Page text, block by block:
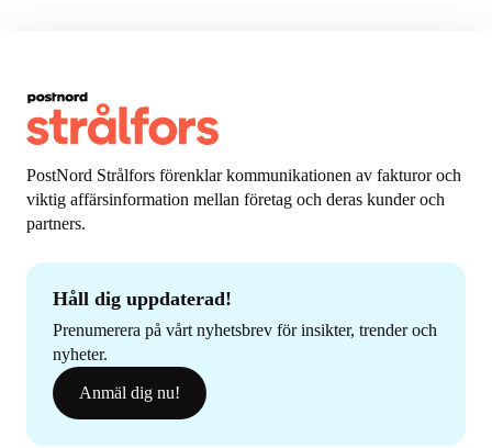
PostNord Strålfors förenklar kommunikationen av fakturor och
viktig affärsinformation mellan företag och deras kunder och
partners.
Håll dig uppdaterad!
Prenumerera på vårt nyhetsbrev för insikter, trender och
nyheter.
Anmäl dig nu!